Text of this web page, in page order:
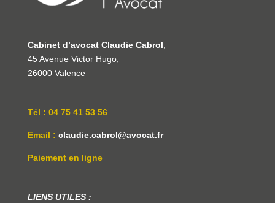
Cabinet d’avocat Claudie Cabrol
45 Avenue Victor Hugo,
26000 Valence
Tél : 04 75 41 53 56
Email : claudie.cabrol@avocat.fr
Paiement en ligne
LIENS UTILES :